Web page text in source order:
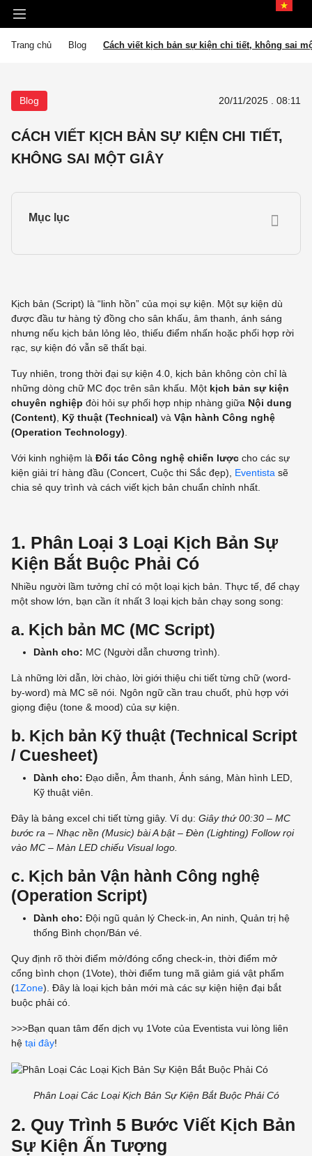
Trang chủ Blog Cách viết kịch bản sự kiện chi tiết, không sai
Blog 20/11/2025 . 08:11
CÁCH VIẾT KỊCH BẢN SỰ KIỆN CHI TIẾT,
KHÔNG SAI MỘT GIÂY
Kịch bản (Script) là “linh hồn” của mọi sự kiện. Một sự kiện dù
được đầu tư hàng tỷ đồng cho sân khấu, âm thanh, ánh sáng
nhưng nếu kịch bản lỏng lẻo, thiếu điểm nhấn hoặc phối hợp rời
rạc, sự kiện đó vẫn sẽ thất bại.
Tuy nhiên, trong thời đại sự kiện 4.0, kịch bản không còn chỉ là
những dòng chữ MC đọc trên sân khấu. Một kịch bản sự kiện
chuyên nghiệp đòi hỏi sự phối hợp nhịp nhàng giữa Nội dung
(Content)
Kỹ thuật (Technical) và Vận hành Công nghệ
(Operation Technology)
Với kinh nghiệm là Đối tác Công nghệ chiến lược cho các sự
kiện giải trí hàng đầu (Concert, Cuộc thi Sắc đẹp), Eventista sẽ
chia sẻ quy trình và cách viết kịch bản chuẩn chỉnh nhất.
1. Phân Loại 3 Loại Kịch Bản Sự
Kiện Bắt Buộc Phải Có
Nhiều người lầm tưởng chỉ có một loại kịch bản. Thực tế, để chạy
một show lớn, bạn cần ít nhất 3 loại kịch bản chạy song song:
a. Kịch bản MC (MC Script)
Dành cho: MC (Người dẫn chương trình).
Là những lời dẫn, lời chào, lời giới thiệu chi tiết từng chữ (word-
by-word) mà MC sẽ nói. Ngôn ngữ cần trau chuốt, phù hợp với
giọng điệu (tone & mood) của sự kiện.
b. Kịch bản Kỹ thuật (Technical Script
/ Cuesheet)
Dành cho: Đạo diễn, Âm thanh, Ánh sáng, Màn hình LED,
Kỹ thuật viên.
Đây là bảng excel chi tiết từng giây. Ví dụ: Giây thứ 00:30 – MC
bước ra – Nhạc nền (Music) bài A bật – Đèn (Lighting) Follow rọi
vào MC – Màn LED chiếu Visual logo.
c. Kịch bản Vận hành Công nghệ
(Operation Script)
Dành cho: Đội ngũ quản lý Check-in, An ninh, Quản trị hệ
thống Bình chọn/Bán vé.
Quy định rõ thời điểm mở/đóng cổng check-in, thời điểm mở
cổng bình chọn (1Vote), thời điểm tung mã giảm giá vật phẩm
(1Zone). Đây là loại kịch bản mới mà các sự kiện hiện đại bắt
buộc phải có.
>>>Bạn quan tâm đến dịch vụ 1Vote của Eventista vui lòng liên
hệ tại đây!
Phân Loại Các Loại Kịch Bản Sự Kiện Bắt Buộc Phải Có
2. Quy Trình 5 Bước Viết Kịch Bản
Sự Kiện Ấn Tượng